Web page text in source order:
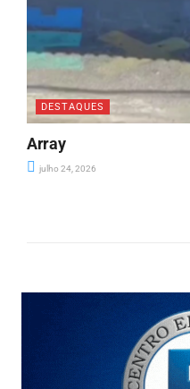
DESTAQUES
Array
julho 24, 2026